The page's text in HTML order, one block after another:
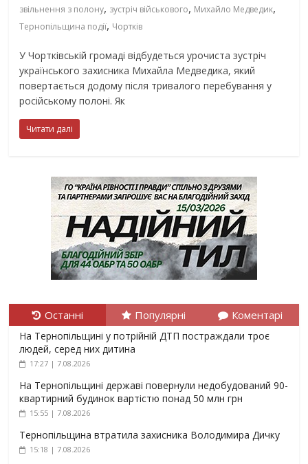
звільнення з полону, зустріч військового, Михайло Медведик,
Тернопільщина події, Чортків
У Чортківській громаді відбудеться урочиста зустріч
українського захисника Михайла Медведика, який
повертається додому після тривалого перебування у
російському полоні. Як
Читати далі
Останні Популярні Коментарі
На Тернопільщині у потрійній ДТП постраждали троє
людей, серед них дитина
17:27 | 7.08.2026
На Тернопільщині державі повернули недобудований 90-
квартирний будинок вартістю понад 50 млн грн
15:55 | 7.08.2026
Тернопільщина втратила захисника Володимира Дичку
15:18 | 7.08.2026